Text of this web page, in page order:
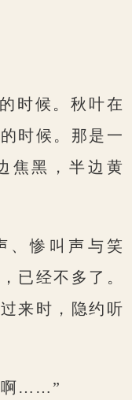
时候。秋叶在
时候。那是一
焦黑，半边黄
、惨叫声与笑
已经不多了。
来时，隐约听
啊……”